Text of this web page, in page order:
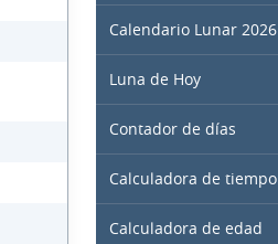
Calendario Lunar 2026
Luna de Hoy
Contador de días
Calculadora de tiempo
Calculadora de edad